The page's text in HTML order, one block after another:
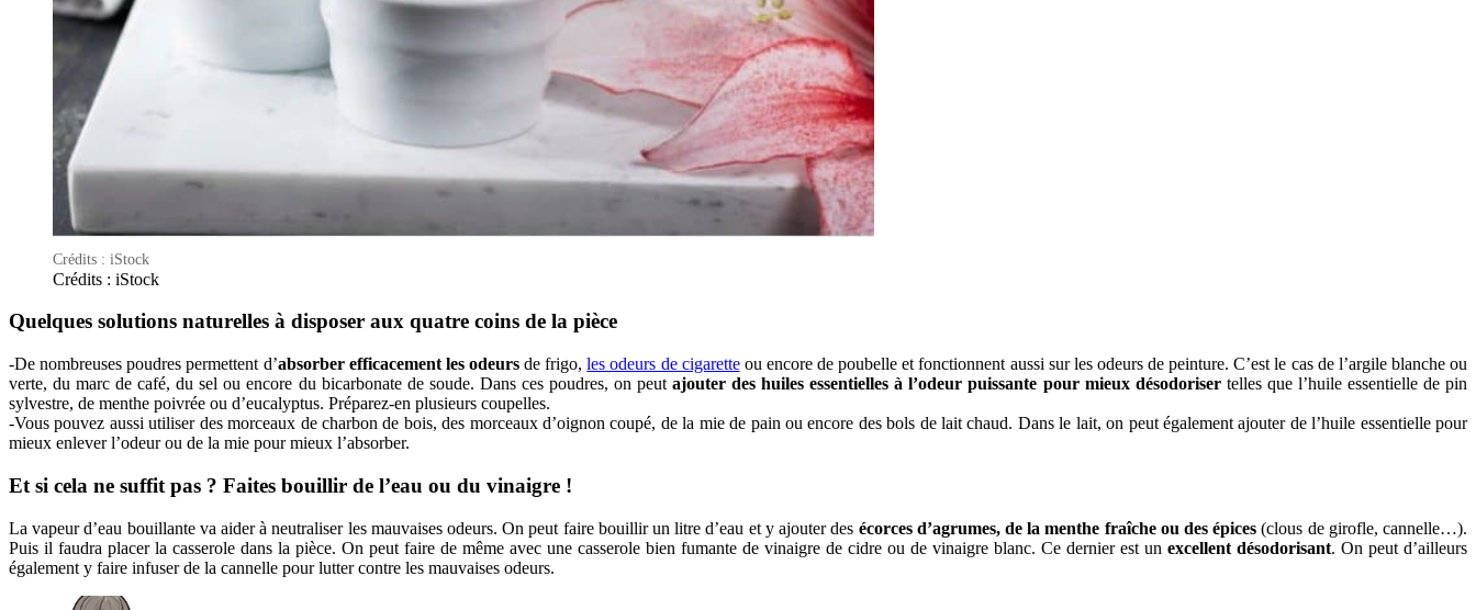
Crédits : iStock
Crédits : iStock
Quelques solutions naturelles à disposer aux quatre coins de la pièce
-De nombreuses poudres permettent d’absorber efficacement les odeursde frigo,les odeurs de cigaretteou encore de poubelle et fonctionnent aussi sur les odeurs de peinture. C’est le cas de l’argile blanche ou
verte, du marc de café, du sel ou encore du bicarbonate de soude. Dans ces poudres, on peutajouter des huiles essentielles à l’odeur puissante pour mieux désodorisertelles que l’huile essentielle de pin
sylvestre, de menthe poivrée ou d’eucalyptus. Préparez-en plusieurs coupelles.
-Vous pouvez aussi utiliser des morceaux de charbon de bois, des morceaux d’oignon coupé, de la mie de pain ou encore des bols de lait chaud. Dans le lait, on peut également ajouter de l’huile essentielle pour
mieux enlever l’odeur ou de la mie pour mieux l’absorber.
Et si cela ne suffit pas ? Faites bouillir de l’eau ou du vinaigre !
La vapeur d’eau bouillante va aider à neutraliser les mauvaises odeurs. On peut faire bouillir un litre d’eau et y ajouter des écorces d’agrumes, de la menthe fraîche ou des épices (clous de girofle, cannelle…).
Puis il faudra placer la casserole dans la pièce. On peut faire de même avec une casserole bien fumante de vinaigre de cidre ou de vinaigre blanc. Ce dernier est un excellent désodorisant. On peut d’ailleurs
également y faire infuser de la cannelle pour lutter contre les mauvaises odeurs.